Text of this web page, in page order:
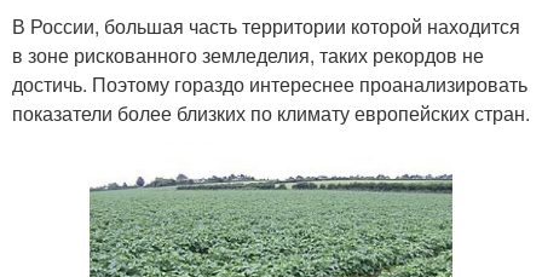
В России, большая часть территории которой находится
в зоне рискованного земледелия, таких рекордов не
достичь. Поэтому гораздо интереснее проанализировать
показатели более близких по климату европейских стран.